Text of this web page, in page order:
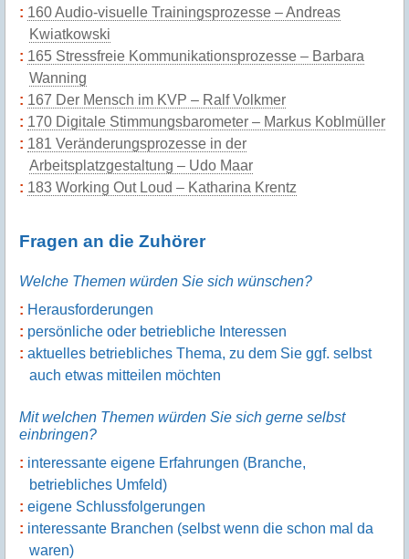
160 Audio-visuelle Trainingsprozesse – Andreas
Kwiatkowski
165 Stressfreie Kommunikationsprozesse – Barbara
Wanning
167 Der Mensch im KVP – Ralf Volkmer
170 Digitale Stimmungsbarometer – Markus Koblmüller
181 Veränderungsprozesse in der
Arbeitsplatzgestaltung – Udo Maar
183 Working Out Loud – Katharina Krentz
Fragen an die Zuhörer
Welche Themen würden Sie sich wünschen?
Herausforderungen
persönliche oder betriebliche Interessen
aktuelles betriebliches Thema, zu dem Sie ggf. selbst
auch etwas mitteilen möchten
Mit welchen Themen würden Sie sich gerne selbst
einbringen?
interessante eigene Erfahrungen (Branche,
betriebliches Umfeld)
eigene Schlussfolgerungen
interessante Branchen (selbst wenn die schon mal da
waren)